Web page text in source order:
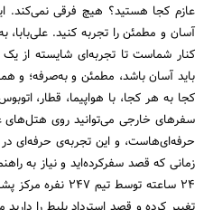
عازم کجا هستید؟ هیچ فرقی
آسان و مطمئن را تجربه کنید.
کنار شماست تا تجربه‌ای شایسته از یک
باید آسان باشد، مطمئن و به‌صرفه؛ و
کجا به هر کجا، با هواپیما، قطار،
سفرهای خارجی می‌توانید روی هتل‌های
حرفه‌ای‌هاست، و این تجربه‌ی حرفه‌ای
زمانی که قصد سفرکرده‌اید و نیاز به
24 ساعته توسط تیم